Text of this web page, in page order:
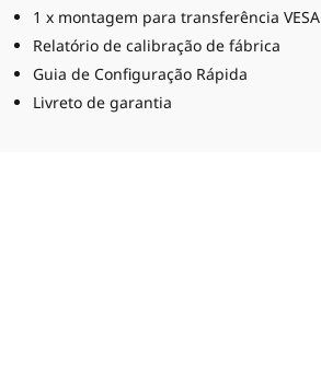
1 x montagem para transferência VESA
Relatório de calibração de fábrica
Guia de Configuração Rápida
Livreto de garantia